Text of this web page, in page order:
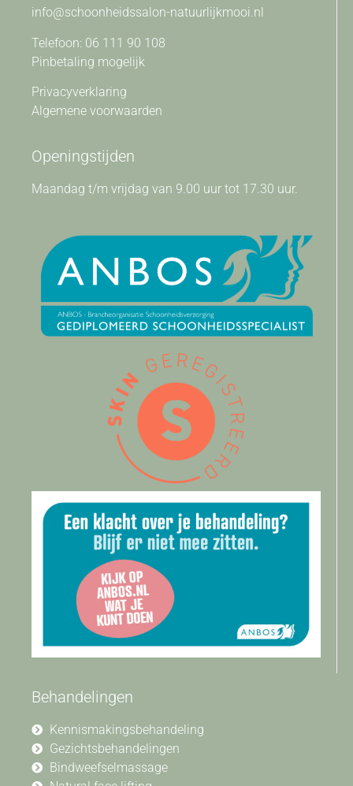
info@schoonheidssalon-natuurlijkmooi.nl
Telefoon: 06 111 90 108
Pinbetaling mogelijk
Privacyverklaring
Algemene voorwaarden
Openingstijden
Maandag t/m vrijdag van 9.00 uur tot 17.30 uur.
Behandelingen
Kennismakingsbehandeling
Gezichtsbehandelingen
Bindweefselmassage